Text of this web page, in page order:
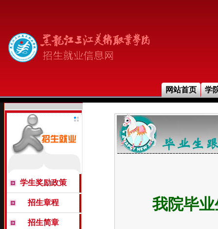
网站首页 学
学生奖励政策
招生章程
招生简章
我院毕